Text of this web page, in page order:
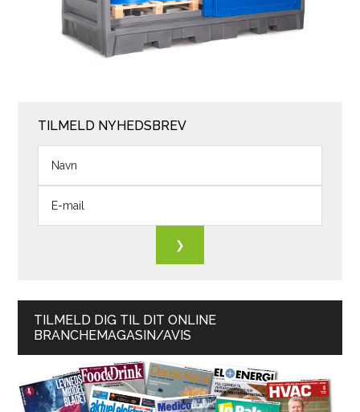
TILMELD NYHEDSBREV
TILMELD DIG TIL DIT ONLINE
BRANCHEMAGASIN/AVIS